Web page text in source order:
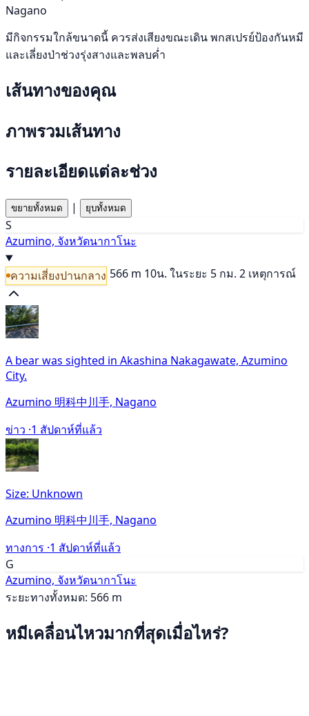
Nagano
มีกิจกรรมใกล้ขนาดนี้ ควรส่งเสียงขณะเดิน พกสเปรย์ป้องกันหมี
และเลี่ยงป่าช่วงรุ่งสางและพลบค่ำ
เส้นทางของคุณ
ภาพรวมเส้นทาง
รายละเอียดแต่ละช่วง
ขยายทั้งหมด | ยุบทั้งหมด
S
Azumino, จังหวัดนากาโนะ
ความเสี่ยงปานกลาง 566 m 10น. ในระยะ 5 กม. 2 เหตุการณ์
A bear was sighted in Akashina Nakagawate, Azumino
City.
Azumino 明科中川手, Nagano
ข่าว ·1 สัปดาห์ที่แล้ว
Size: Unknown
Azumino 明科中川手, Nagano
ทางการ ·1 สัปดาห์ที่แล้ว
G
Azumino, จังหวัดนากาโนะ
ระยะทางทั้งหมด: 566 m
หมีเคลื่อนไหวมากที่สุดเมื่อไหร่?